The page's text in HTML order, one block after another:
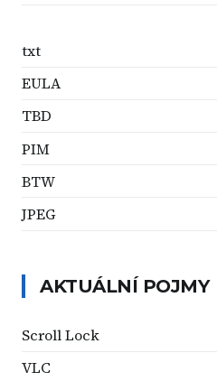
txt
EULA
TBD
PIM
BTW
JPEG
AKTUÁLNÍ POJMY
Scroll Lock
VLC